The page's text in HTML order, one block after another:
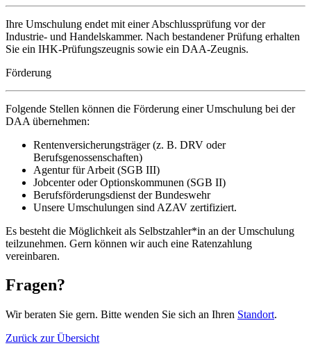
Ihre Umschulung endet mit einer Abschlussprüfung vor der
Industrie- und Handelskammer. Nach bestandener Prüfung erhalten
Sie ein IHK-Prüfungszeugnis sowie ein DAA-Zeugnis.
Förderung
Folgende Stellen können die Förderung einer Umschulung bei der
DAA übernehmen:
Rentenversicherungsträger (z. B. DRV oder
Berufsgenossenschaften)
Agentur für Arbeit (SGB III)
Jobcenter oder Optionskommunen (SGB II)
Berufsförderungsdienst der Bundeswehr
Unsere Umschulungen sind AZAV zertifiziert.
Es besteht die Möglichkeit als Selbstzahler*in an der Umschulung
teilzunehmen. Gern können wir auch eine Ratenzahlung
vereinbaren.
Fragen?
Wir beraten Sie gern. Bitte wenden Sie sich an Ihren Standort.
Zurück zur Übersicht